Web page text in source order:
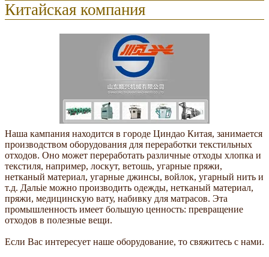
Китайская компания
Наша кампания находится в городе Циндао Китая, занимается
производством оборудования для переработки текстильных
отходов. Оно может переработать различные отходы хлопка и
текстиля, например, лоскут, ветошь, угарные пряжи,
нетканый материал, угарные джинсы, войлок, угарный нить и
т.д. Дальiе можно производить одежды, нетканый материал,
пряжи, медицинскую вату, набивку для матрасов. Эта
промышленность имеет большую ценность: превращение
отходов в полезные вещи.
Если Вас интересует наше оборудование, то свяжитесь с нами.